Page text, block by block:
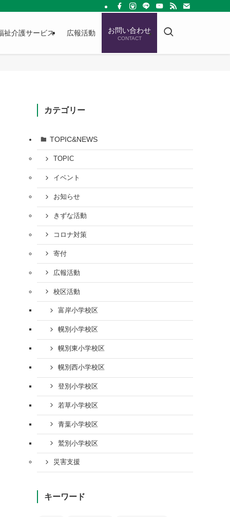
祉介護サービス 広報活動 お問い合わせ
CONTACT
カテゴリー
TOPIC&NEWS
TOPIC
イベント
お知らせ
きずな活動
コロナ対策
寄付
広報活動
校区活動
富岸小学校区
幌別小学校区
幌別東小学校区
幌別西小学校区
登別小学校区
若草小学校区
青葉小学校区
鷲別小学校区
災害支援
キーワード